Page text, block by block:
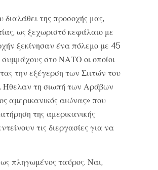
της προσοχής μας,
ως ξεχωριστό κεφάλαιο με
ξεκίνησαν ένα πόλεμο με 45
στο ΝΑΤΟ οι οποίοι
την εξέγερση των Σιιτών του
Ήθελαν τη σιωπή των Αράβων
αμερικανικός αιώνας» που
της αμερικανικής
τις διεργασίες για να
πληγωμένος ταύρος. Ναι,